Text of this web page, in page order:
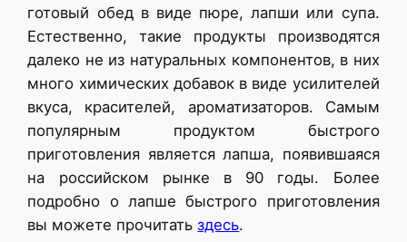
готовый обед в виде пюре, лапши или супа.
Естественно, такие продукты производятся
далеко не из натуральных компонентов, в них
много химических добавок в виде усилителей
вкуса, красителей, ароматизаторов. Самым
популярным продуктом быстрого
приготовления является лапша, появившаяся
на российском рынке в 90 годы. Более
подробно о лапше быстрого приготовления
вы можете прочитать здесь.